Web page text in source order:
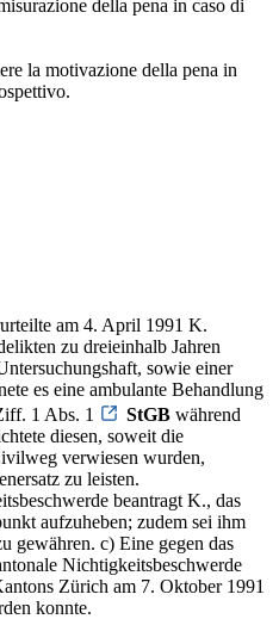
della pena in caso di
la motivazione della pena in
am 4. April 1991 K.
zu dreieinhalb Jahren
sowie einer
es eine ambulante Behandlung
1 Abs. 1
StGB während
diesen, soweit die
verwiesen wurden,
zu leisten.
beantragt K., das
aufzuheben; zudem sei ihm
gewähren. c) Eine gegen das
Nichtigkeitsbeschwerde
Zürich am 7. Oktober 1991
konnte.